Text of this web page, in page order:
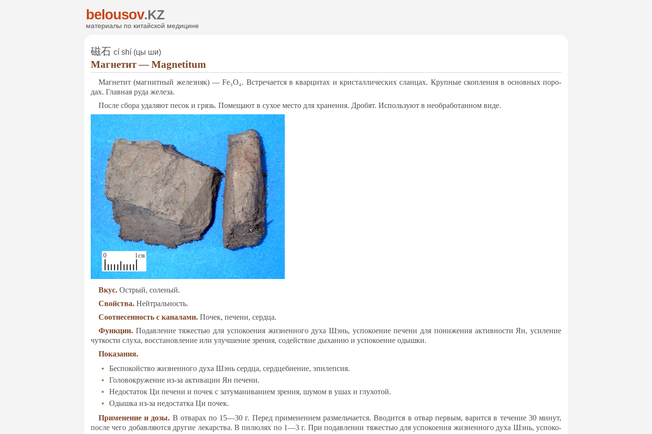
belousov.KZ
ма­те­ри­алы по ки­тай­ской ме­ди­ци­не
磁石 cí shí (цы ши)
Маг­не­тит — Magnetitum
Маг­не­тит (маг­нит­ный же­лез­няк) — Fe₃O₄. Встре­ча­ет­ся в квар­ци­тах и крис­тал­ли­чес­ких слан­цах. Круп­ные скоп­ле­ния в ос­нов­ных по­ро­
дах. Глав­ная ру­да же­ле­за.
Пос­ле сбо­ра уда­ля­ют пе­сок и грязь. По­ме­ща­ют в су­хое мес­то для хра­не­ния. Дро­бят. Ис­поль­зу­ют в не­об­ра­бо­тан­ном ви­де.
Вкус. Ост­рый, со­ле­ный.
Свой­ства. Ней­траль­ность.
Со­от­не­сен­ность с ка­на­ла­ми. По­чек, пе­че­ни, серд­ца.
Функ­ции. По­дав­ле­ние тя­жестью для ус­по­ко­ения жиз­нен­но­го ду­ха Шэнь, ус­по­ко­ение пе­че­ни для по­ни­же­ния ак­тив­нос­ти Ян, уси­ле­ние
чут­кос­ти слу­ха, восс­та­нов­ле­ние или улуч­ше­ние зре­ния, со­дей­ствие ды­ха­нию и ус­по­ко­ение одыш­ки.
По­ка­за­ния.
Бес­по­кой­ство жиз­нен­но­го ду­ха Шэнь серд­ца, серд­це­би­ение, эпи­леп­сия.
Го­ло­вок­ру­же­ние из-за ак­ти­ва­ции Ян пе­че­ни.
Не­дос­та­ток Ци пе­че­ни и по­чек с за­ту­ма­ни­ва­ни­ем зре­ния, шу­мом в ушах и глу­хо­той.
Одыш­ка из-за не­дос­тат­ка Ци по­чек.
При­ме­не­ние и до­зы. В от­ва­рах по 15—30 г. Пе­ред при­ме­не­ни­ем раз­мель­ча­ет­ся. Вво­дит­ся в от­вар пер­вым, ва­рит­ся в те­че­ние 30 ми­нут,
пос­ле че­го до­бав­ля­ют­ся дру­гие ле­карс­тва. В пи­лю­лях по 1—3 г. При по­дав­ле­нии тя­жестью для ус­по­ко­ения жиз­нен­но­го ду­ха Шэнь, ус­по­ко­